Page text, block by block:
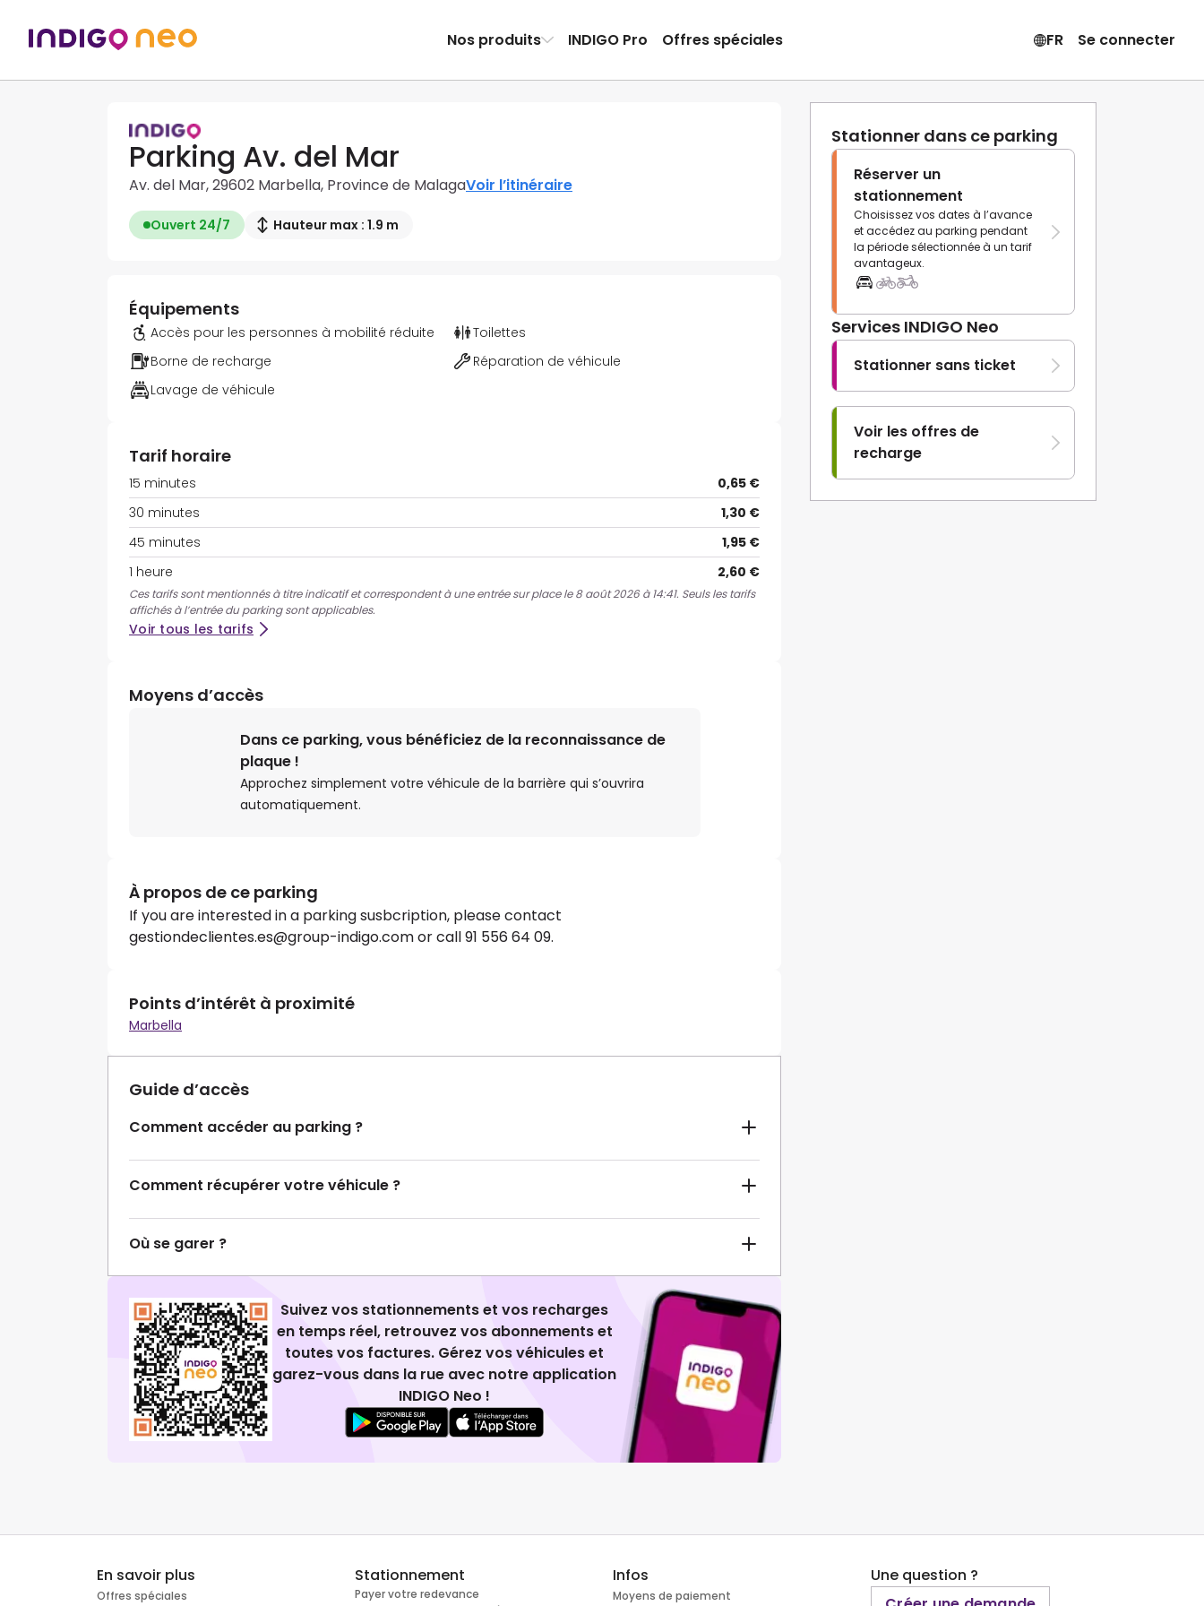
Nos produits INDIGO Pro Offres spéciales FR Se connecter
Parking Av. del Mar
Av. del Mar, 29602 Marbella, Province de MalagaVoir l’itinéraire
Ouvert 24/7 Hauteur max : 1.9 m
Stationner dans ce parking
Réserver un
stationnement
Choisissez vos dates à l’avance
et accédez au parking pendant
la période sélectionnée à un tarif
avantageux.
Services INDIGO Neo
Stationner sans ticket
Voir les offres de
recharge
Équipements
Accès pour les personnes à mobilité réduite
Toilettes
Borne de recharge
Réparation de véhicule
Lavage de véhicule
Tarif horaire
15 minutes
0,65 €
30 minutes
1,30 €
45 minutes
1,95 €
1 heure
2,60 €
Ces tarifs sont mentionnés à titre indicatif et correspondent à une entrée sur place le 8 août 2026 à 14:41. Seuls les tarifs
affichés à l’entrée du parking sont applicables.
Voir tous les tarifs
Moyens d’accès
Dans ce parking, vous bénéficiez de la reconnaissance de
plaque !
Approchez simplement votre véhicule de la barrière qui s’ouvrira
automatiquement.
À propos de ce parking
If you are interested in a parking susbcription, please contact
gestiondeclientes.es@group-indigo.com or call 91 556 64 09.
Points d’intérêt à proximité
Marbella
Guide d’accès
Comment accéder au parking ?
Comment récupérer votre véhicule ?
Où se garer ?
Suivez vos stationnements et vos recharges
en temps réel, retrouvez vos abonnements et
toutes vos factures. Gérez vos véhicules et
garez-vous dans la rue avec notre application
INDIGO Neo !
En savoir plus
Offres spéciales
Stationnement
Payer votre redevance
Infos
Moyens de paiement
Une question ?